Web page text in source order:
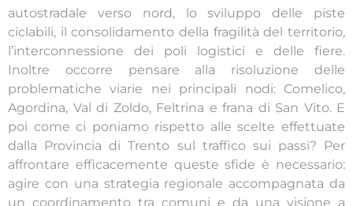
autostradale verso nord, lo sviluppo delle piste
ciclabili, il consolidamento della fragilità del territorio,
l’interconnessione dei poli logistici e delle fiere.
Inoltre occorre pensare alla risoluzione delle
problematiche viarie nei principali nodi: Comelico,
Agordina, Val di Zoldo, Feltrina e frana di San Vito. E
poi come ci poniamo rispetto alle scelte effettuate
dalla Provincia di Trento sul traffico sui passi? Per
affrontare efficacemente queste sfide è necessario:
agire con una strategia regionale accompagnata da
un coordinamento tra comuni e da una visione a